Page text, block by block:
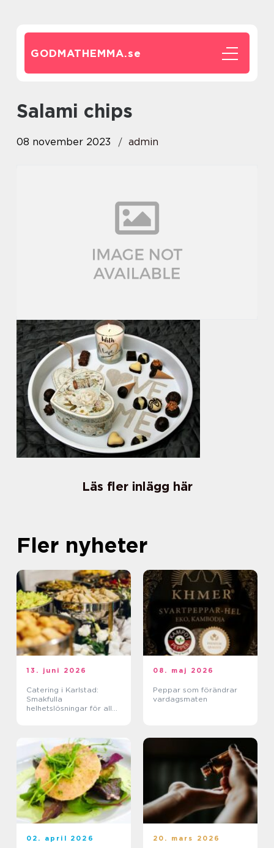
GODMATHEMMA.se
salami chips
08 november 2023 admin
Läs fler inlägg här
Fler nyheter
13. juni 2026
Catering i Karlstad:
Smakfulla
helhetslösningar för alla
08. maj 2026
Peppar som förändrar
vardagsmaten
02. april 2026 20. mars 2026